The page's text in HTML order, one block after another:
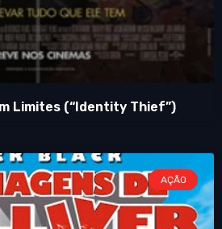
Limites (“Identity Thief”)
AÇÃO